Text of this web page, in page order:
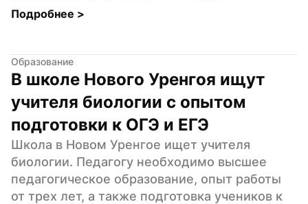
Подробнее >
Образование
В школе Нового Уренгоя ищут
учителя биологии с опытом
подготовки к ОГЭ и ЕГЭ
Школа в Новом Уренгое ищет учителя
биологии. Педагогу необходимо высшее
педагогическое образование, опыт работы
от трех лет, а также подготовка учеников к